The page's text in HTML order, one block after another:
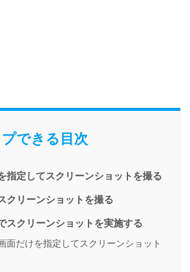
できる目次
指定してスクリーンショットを撮る
クリーンショットを撮る
スクリーンショットを実施する
面だけを指定してスクリーンショット